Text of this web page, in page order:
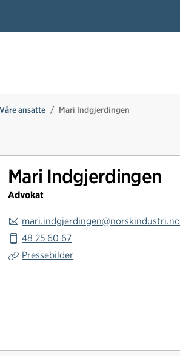
Våre ansatte Mari Indgjerdingen
Mari Indgjerdingen
Advokat
mari.indgjerdingen@norskindustri.no
48 25 60 67
Pressebilder